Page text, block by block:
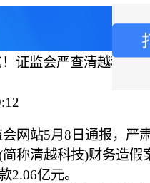
证监会严查清越科技
站5月8日通报，严
称清越科技)财务造假
2.06亿元。